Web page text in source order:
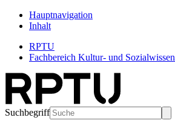
Hauptnavigation
Inhalt
RPTU
Fachbereich Kultur- und
Suchbegriff